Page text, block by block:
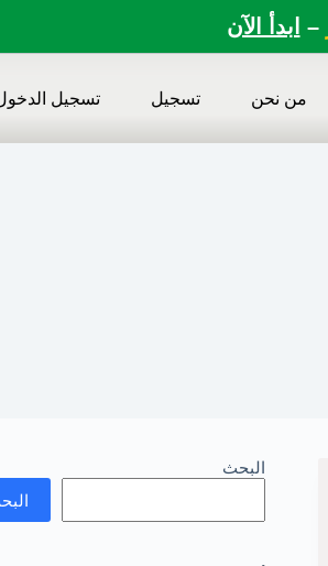
– ابدأ الآن
من نحن تسجيل تسجيل
البحث